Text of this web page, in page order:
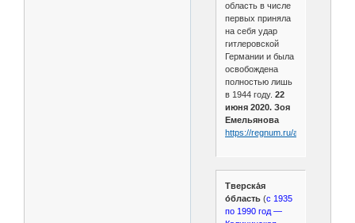
область в числе
первых приняла
на себя удар
гитлеровской
Германии и была
освобождена
полностью лишь
в 1944 году. 22
июня 2020. Зоя
Емельянова
https://regnum.ru/article/2987595
Тверска́я
о́бласть (с 1935
по 1990 год —